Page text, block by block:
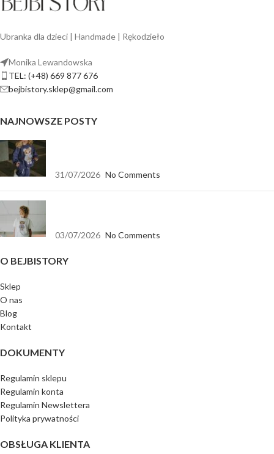
Ubranka dla dzieci | Handmade | Rękodzieło
Monika Lewandowska
TEL: (+48) 669 877 676
bejbistory.sklep@gmail.com
NAJNOWSZE POSTY
31/07/2026 No Comments
03/07/2026 No Comments
O BEJBISTORY
Sklep
O nas
Blog
Kontakt
DOKUMENTY
Regulamin sklepu
Regulamin konta
Regulamin Newslettera
Polityka prywatności
OBSŁUGA KLIENTA